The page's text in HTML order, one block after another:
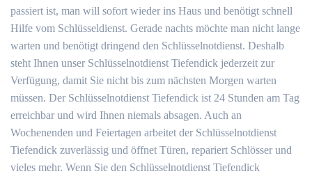
passiert ist, man will sofort wieder ins Haus und benötigt schnell
Hilfe vom Schlüsseldienst. Gerade nachts möchte man nicht lange
warten und benötigt dringend den Schlüsselnotdienst. Deshalb
steht Ihnen unser Schlüsselnotdienst Tiefendick jederzeit zur
Verfügung, damit Sie nicht bis zum nächsten Morgen warten
müssen. Der Schlüsselnotdienst Tiefendick ist 24 Stunden am Tag
erreichbar und wird Ihnen niemals absagen. Auch an
Wochenenden und Feiertagen arbeitet der Schlüsselnotdienst
Tiefendick zuverlässig und öffnet Türen, repariert Schlösser und
vieles mehr. Wenn Sie den Schlüsselnotdienst Tiefendick